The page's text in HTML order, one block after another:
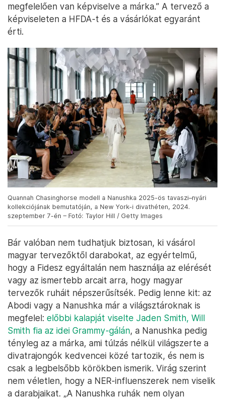
megfelelően van képviselve a márka.” A tervező a
képviseleten a HFDA-t és a vásárlókat egyaránt
érti.
Quannah Chasinghorse modell a Nanushka 2025-ös tavaszi–nyári
kollekciójának bemutatóján, a New York-i divathéten, 2024.
szeptember 7-én – Fotó: Taylor Hill / Getty Images
Bár valóban nem tudhatjuk biztosan, ki vásárol
magyar tervezőktől darabokat, az egyértelmű,
hogy a Fidesz egyáltalán nem használja az elérését
vagy az ismertebb arcait arra, hogy magyar
tervezők ruháit népszerűsítsék. Pedig lenne kit: az
Abodi vagy a Nanushka már a világsztároknak is
megfelel: előbbi kalapját viselte Jaden Smith, Will
Smith fia az idei Grammy-gálán, a Nanushka pedig
tényleg az a márka, ami túlzás nélkül világszerte a
divatrajongók kedvencei közé tartozik, és nem is
csak a legbelsőbb körökben ismerik. Virág szerint
nem véletlen, hogy a NER-influenszerek nem viselik
a darabjaikat. „A Nanushka ruhák nem olyan